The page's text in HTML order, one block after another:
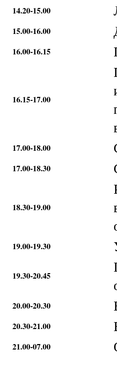
14.20-15.00
15.00-16.00
16.00-16.15
16.15-17.00
17.00-18.00
17.00-18.30
18.30-19.00
19.00-19.30
19.30-20.45
20.00-20.30
20.30-21.00
21.00-07.00